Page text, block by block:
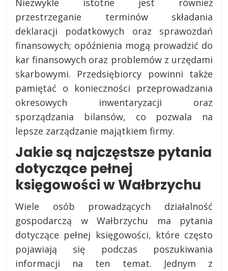
Niezwykle istotne jest również
przestrzeganie terminów składania
deklaracji podatkowych oraz sprawozdań
finansowych; opóźnienia mogą prowadzić do
kar finansowych oraz problemów z urzędami
skarbowymi. Przedsiębiorcy powinni także
pamiętać o konieczności przeprowadzania
okresowych inwentaryzacji oraz
sporządzania bilansów, co pozwala na
lepsze zarządzanie majątkiem firmy.
Jakie są najczęstsze pytania
dotyczące pełnej
księgowości w Wałbrzychu
Wiele osób prowadzących działalność
gospodarczą w Wałbrzychu ma pytania
dotyczące pełnej księgowości, które często
pojawiają się podczas poszukiwania
informacji na ten temat. Jednym z